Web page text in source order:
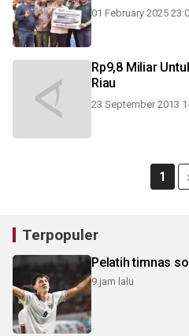
01 February 2025
Rp9,8 Miliar
Riau
23 September 2013
1
Terpopuler
Pelatih timnas
9 jam lalu